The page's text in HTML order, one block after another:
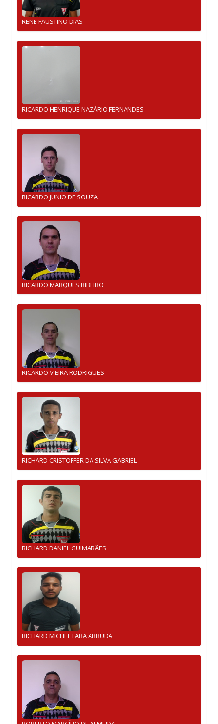
RENE FAUSTINO DIAS
RICARDO HENRIQUE NAZÁRIO FERNANDES
RICARDO JUNIO DE SOUZA
RICARDO MARQUES RIBEIRO
RICARDO VIEIRA RODRIGUES
RICHARD CRISTOFFER DA SILVA GABRIEL
RICHARD DANIEL GUIMARÃES
RICHARD MICHEL LARA ARRUDA